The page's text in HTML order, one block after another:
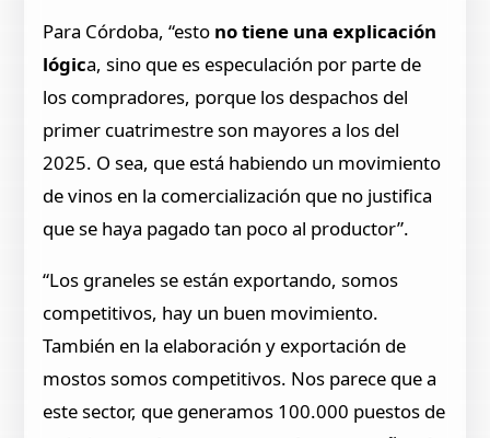
Para Córdoba, “esto no tiene una explicación
lógica, sino que es especulación por parte de
los compradores, porque los despachos del
primer cuatrimestre son mayores a los del
2025. O sea, que está habiendo un movimiento
de vinos en la comercialización que no justifica
que se haya pagado tan poco al productor”.
“Los graneles se están exportando, somos
competitivos, hay un buen movimiento.
También en la elaboración y exportación de
mostos somos competitivos. Nos parece que a
este sector, que generamos 100.000 puestos de